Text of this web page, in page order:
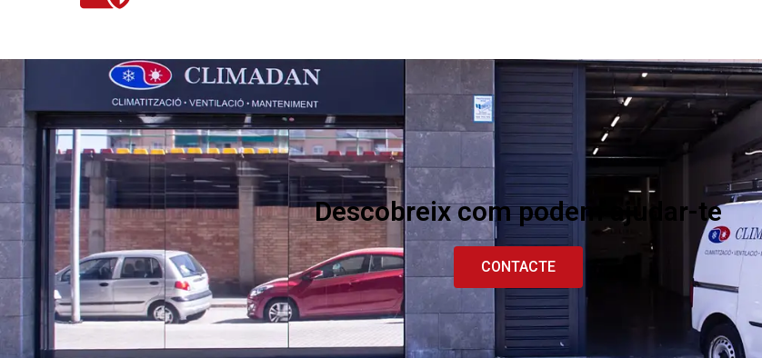
Descobreix com podem ajudar-te​
CONTACTE